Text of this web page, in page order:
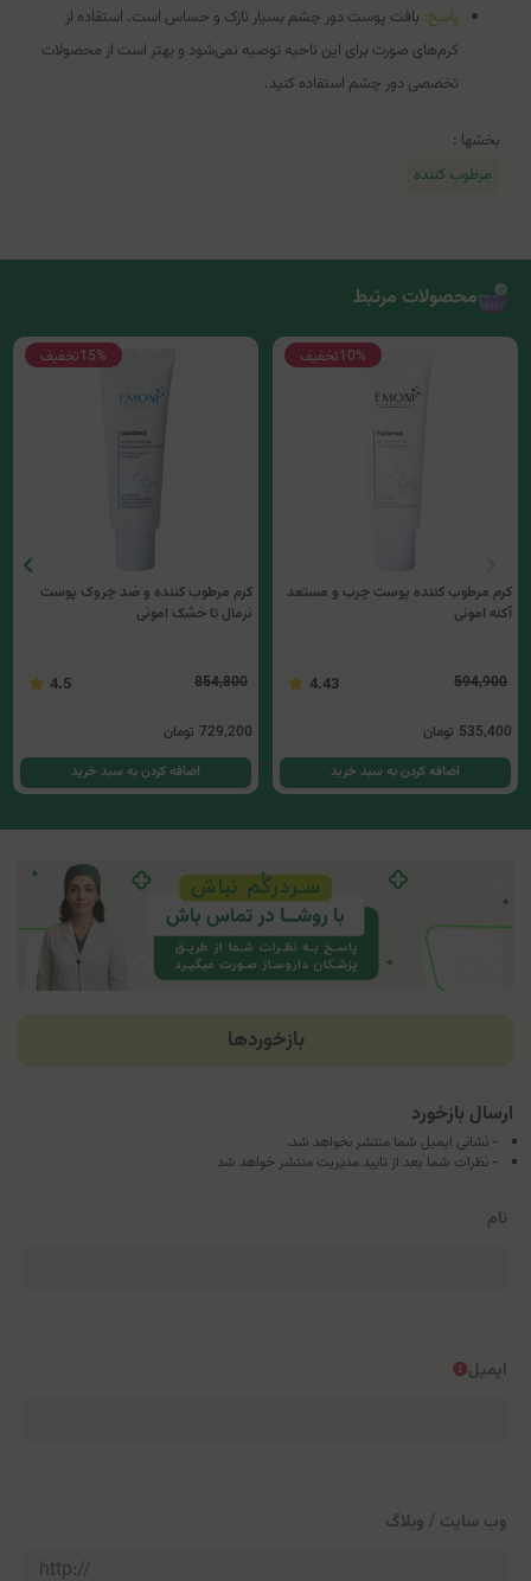
پاسخ: بافت پوست دور چشم بسیار نازک و حساس است. استفاده از
کرم‌های صورت برای این ناحیه توصیه نمی‌شود و بهتر است از محصولات
تخصصی دور چشم استفاده کنید.
بخشها :
مرطوب کننده
محصولات مرتبط
10%تخفیف
کرم مرطوب کننده پوست چرب و مستعد
آکنه امونی
594,900
4.43
535,400 تومان
اضافه کردن به سبد خرید
15%تخفیف
کرم مرطوب کننده و ضد چروک پوست
نرمال تا خشک امونی
854,800
4.5
729,200 تومان
اضافه کردن به سبد خرید
بازخوردها
ارسال بازخورد
- نشانی ایمیل شما منتشر نخواهد شد.
- نظرات شما بعد از تایید مدیریت منتشر خواهد شد
نام
ایمیل
وب سایت / وبلاگ